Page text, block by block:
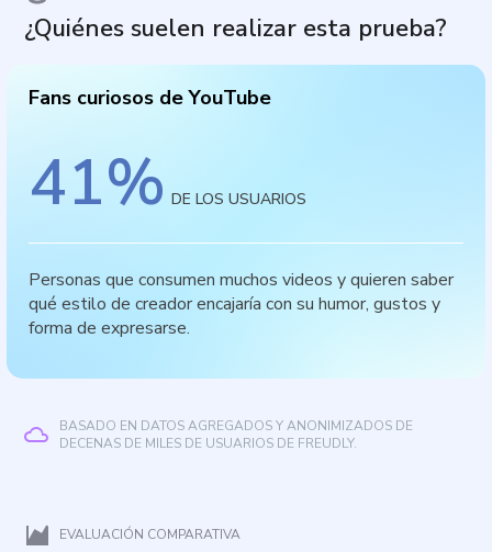
¿Quiénes suelen realizar esta prueba?
Fans curiosos de YouTube
41% DE LOS USUARIOS
Personas que consumen muchos videos y quieren saber
qué estilo de creador encajaría con su humor, gustos y
forma de expresarse.
BASADO EN DATOS AGREGADOS Y ANONIMIZADOS DE
DECENAS DE MILES DE USUARIOS DE FREUDLY.
EVALUACIÓN COMPARATIVA